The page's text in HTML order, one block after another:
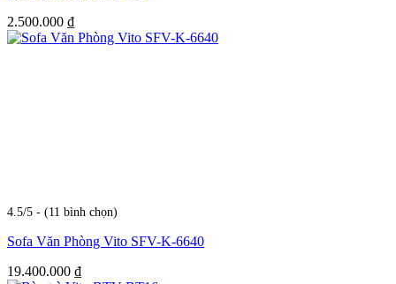
2.500.000 ₫
4.5/5 - (11 bình chọn)
Sofa Văn Phòng Vito SFV-K-6640
19.400.000 ₫